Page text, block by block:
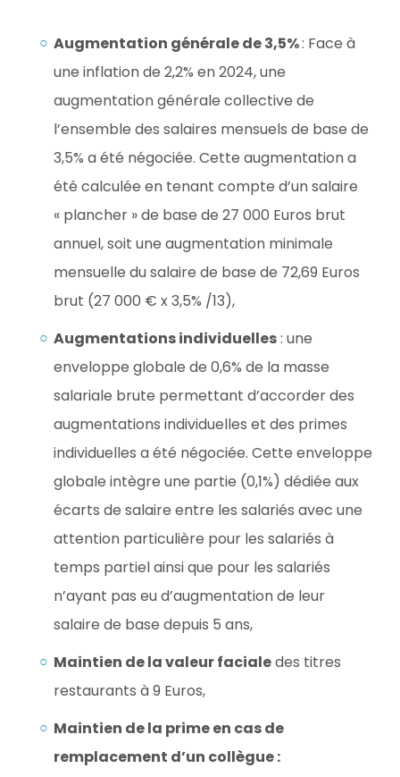
Augmentation générale de 3,5%: Face à
une inflation de 2,2% en 2024, une
augmentation générale collective de
l’ensemble des salaires mensuels de base de
3,5% a été négociée. Cette augmentation a
été calculée en tenant compte d’un salaire
« plancher » de base de 27 000 Euros brut
annuel, soit une augmentation minimale
mensuelle du salaire de base de 72,69 Euros
brut (27 000 € x 3,5% /13),
Augmentations individuelles: une
enveloppe globale de 0,6% de la masse
salariale brute permettant d’accorder des
augmentations individuelles et des primes
individuelles a été négociée. Cette enveloppe
globale intègre une partie (0,1%) dédiée aux
écarts de salaire entre les salariés avec une
attention particulière pour les salariés à
temps partiel ainsi que pour les salariés
n’ayant pas eu d’augmentation de leur
salaire de base depuis 5 ans,
Maintien de la valeur facialedes titres
restaurants à 9 Euros,
Maintien de la prime en cas de
remplacement d’un collègue :